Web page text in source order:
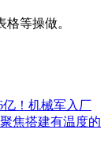
等操做。
亿！机械军入厂
焦搭建有温度的